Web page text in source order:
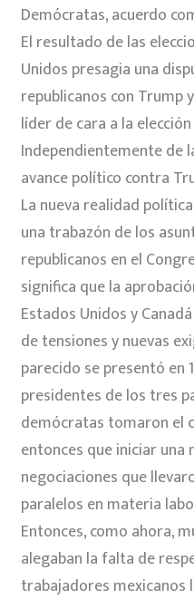
Demócratas, acuerdo
El resultado de las
Unidos presagia una
republicanos con Trump
líder de cara a la
Independientemente de
avance político contra
La nueva realidad
una trabazón de los
republicanos en el
significa que la
Estados Unidos y
de tensiones y nuevas
parecido se presentó en
presidentes de los tres
demócratas tomaron el
entonces que iniciar una
negociaciones que
paralelos en materia
Entonces, como ahora,
alegaban la falta de
trabajadores mexicanos